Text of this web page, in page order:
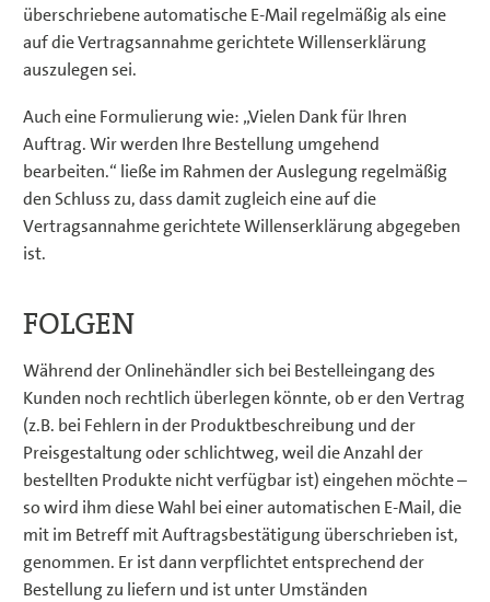
überschriebene automatische E-Mail regelmäßig als eine
auf die Vertragsannahme gerichtete Willenserklärung
auszulegen sei.
Auch eine Formulierung wie: „Vielen Dank für Ihren
Auftrag. Wir werden Ihre Bestellung umgehend
bearbeiten.“ ließe im Rahmen der Auslegung regelmäßig
den Schluss zu, dass damit zugleich eine auf die
Vertragsannahme gerichtete Willenserklärung abgegeben
ist.
FOLGEN
Während der Onlinehändler sich bei Bestelleingang des
Kunden noch rechtlich überlegen könnte, ob er den Vertrag
(z.B. bei Fehlern in der Produktbeschreibung und der
Preisgestaltung oder schlichtweg, weil die Anzahl der
bestellten Produkte nicht verfügbar ist) eingehen möchte –
so wird ihm diese Wahl bei einer automatischen E-Mail, die
mit im Betreff mit Auftragsbestätigung überschrieben ist,
genommen. Er ist dann verpflichtet entsprechend der
Bestellung zu liefern und ist unter Umständen